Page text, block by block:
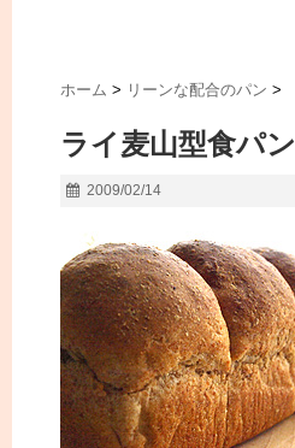
ホーム > リーンな配合のパン >
ライ麦山型食パン
2009/02/14